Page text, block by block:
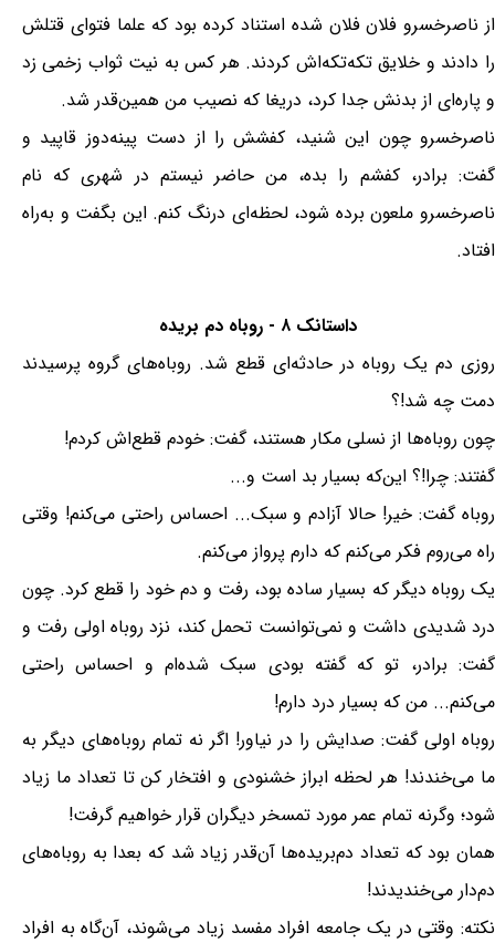
از ناصرخسرو فلان فلان شده استناد کرده بود که علما فتوای قتلش
را دادند و خلایق تکه‌تکه‌اش کردند. هر کس به نیت ثواب زخمی زد
و پاره‌ای از بدنش جدا کرد، دریغا که نصیب من همین‌قدر شد.
ناصرخسرو چون این شنید، کفشش را از دست پینه‌دوز قاپید و
گفت: برادر، کفشم را بده، من حاضر نیستم در شهری که نام
ناصرخسرو ملعون برده شود، لحظه‌ای درنگ کنم. این بگفت و به‌راه
افتاد.
داستانک ۸ - روباه دم بریده
روزی دم یک روباه در حادثه‌ای قطع شد. روباه‌های گروه پرسیدند
دمت چه شد!؟
چون روباه‌ها از نسلی مکار هستند، گفت: خودم قطع‌اش کردم!
گفتند: چرا!؟ این‌که بسیار بد است و...
روباه گفت: خیر! حالا آزادم و سبک... احساس راحتی می‌کنم! وقتی
راه می‌روم فکر می‌کنم که دارم پرواز می‌کنم.
یک روباه دیگر که بسیار ساده بود، رفت و دم خود را قطع کرد. چون
درد شدیدی داشت و نمی‌توانست تحمل کند، نزد روباه اولی رفت و
گفت: برادر، تو که گفته بودی سبک شده‌ام و احساس راحتی
می‌کنم... من‌ که بسیار درد دارم!
روباه اولی گفت: صدایش را در نیاور! اگر نه تمام روباه‌های دیگر به
ما می‌خندند! هر لحظه ابراز خشنودی و افتخار کن تا تعداد ما زیاد
شود؛ وگرنه تمام عمر مورد تمسخر دیگران قرار خواهیم گرفت!
همان بود که تعداد دم‌بریده‌ها آن‌قدر زیاد شد که بعدا به روباه‌های
دم‌دار می‌خندیدند!
نکته: وقتی در یک جامعه افراد مفسد زیاد می‌شوند، آن‌گاه به افراد